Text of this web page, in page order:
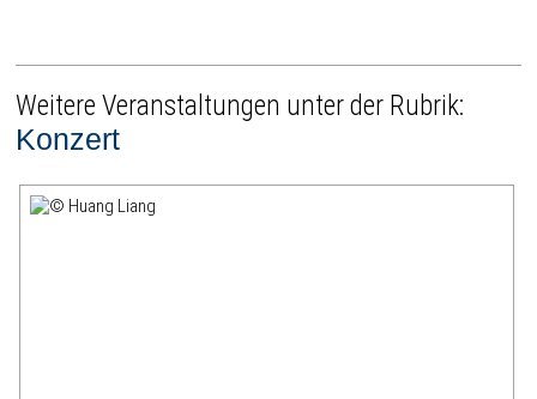
Weitere Veranstaltungen unter der Rubrik:
Konzert